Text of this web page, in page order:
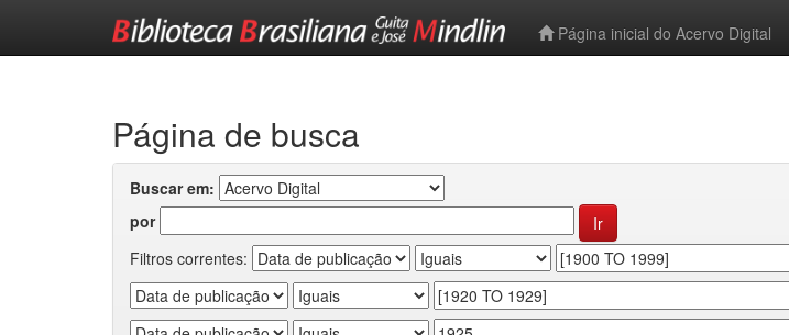
Página inicial do Acervo Digital
Página de busca
Buscar em:
por
Filtros correntes: